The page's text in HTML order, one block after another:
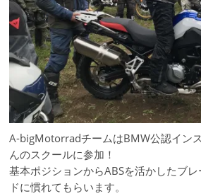
A-bigMotorradチームはBMW公認イン
んのスクールに参加！
基本ポジションからABSを活かしたブ
ドに慣れてもらいます。